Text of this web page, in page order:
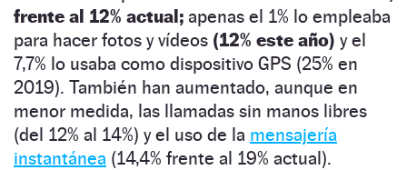
frente al 12% actual; apenas el 1% lo empleaba
para hacer fotos y vídeos (12% este año) y el
7,7% lo usaba como dispositivo GPS (25% en
2019). También han aumentado, aunque en
menor medida, las llamadas sin manos libres
(del 12% al 14%) y el uso de la mensajería
instantánea (14,4% frente al 19% actual).